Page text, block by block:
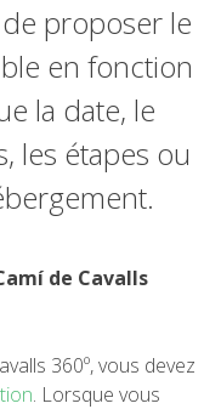
proposer le
en fonction
la date, le
les étapes ou
de Cavalls
360º, vous devez
. Lorsque vous